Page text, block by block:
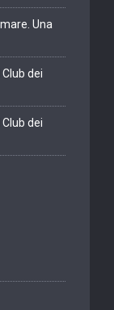
Una
dei
dei